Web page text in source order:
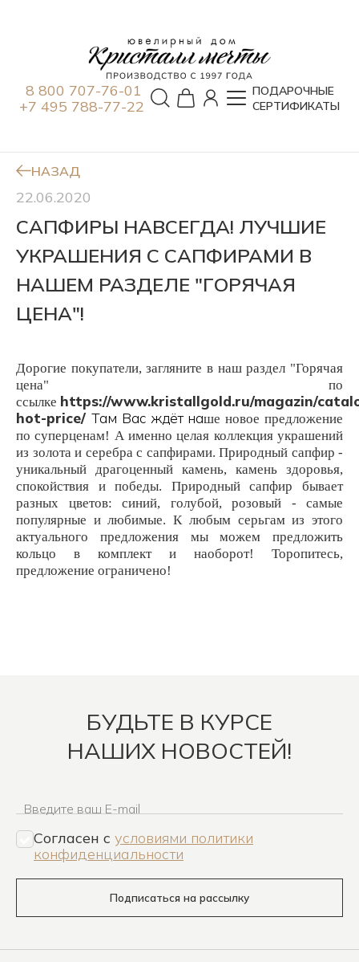
8 800 707-76-01
+7 495 788-77-22
ПОДАРОЧНЫЕ
СЕРТИФИКАТЫ
НАЗАД
22.06.2020
САПФИРЫ НАВСЕГДА! ЛУЧШИЕ
УКРАШЕНИЯ С САПФИРАМИ В
НАШЕМ РАЗДЕЛЕ "ГОРЯЧАЯ
ЦЕНА"!
Дорогие покупатели, загляните в наш раздел "Горячая
цена" по
ссылке https://www.kristallgold.ru/magazin/
hot-price/ Там Вас ждёт наше новое предложение
по суперценам! А именно целая коллекция украшений
из золота и серебра с сапфирами. Природный сапфир -
уникальный драгоценный камень, камень здоровья,
спокойствия и победы. Природный сапфир бывает
разных цветов: синий, голубой, розовый - самые
популярные и любимые.К любым серьгам из этого
актуального предложения мы можем предложить
кольцо в комплект и наоборот! Торопитесь,
предложение ограничено!
БУДЬТЕ В КУРСЕ
НАШИХ НОВОСТЕЙ!
Введите ваш E-mail
Согласен c условиями политики
конфиденциальности
Подписаться на рассылку